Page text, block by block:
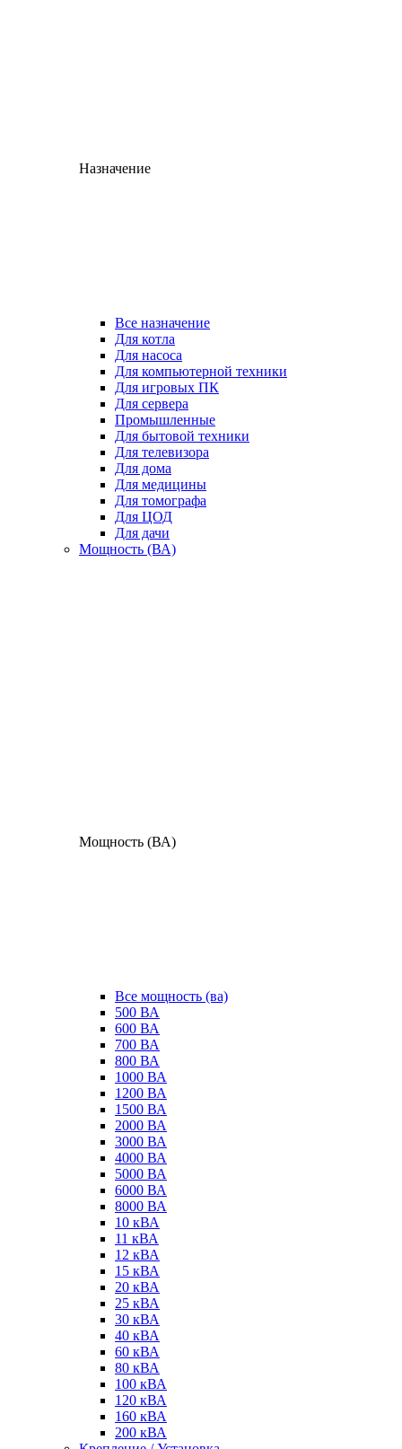
Назначение
Все назначение
Для котла
Для насоса
Для компьютерной техники
Для игровых ПК
Для сервера
Промышленные
Для бытовой техники
Для телевизора
Для дома
Для медицины
Для томографа
Для ЦОД
Для дачи
Мощность (ВА)
Мощность (ВА)
Все мощность (ва)
500 ВА
600 ВА
700 ВА
800 ВА
1000 ВА
1200 ВА
1500 ВА
2000 ВА
3000 ВА
4000 ВА
5000 ВА
6000 ВА
8000 ВА
10 кВА
11 кВА
12 кВА
15 кВА
20 кВА
25 кВА
30 кВА
40 кВА
60 кВА
80 кВА
100 кВА
120 кВА
160 кВА
200 кВА